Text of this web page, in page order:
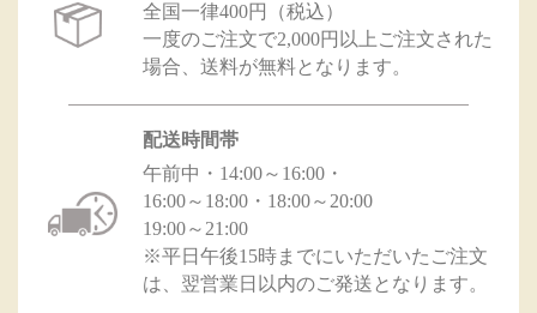
全国一律400円（税込）
一度のご注文で2,000円以上ご注文された
場合、送料が無料となります。
配送時間帯
午前中・14:00～16:00・
16:00～18:00・18:00～20:00
19:00～21:00
※平日午後15時までにいただいたご注文
は、翌営業日以内のご発送となります。